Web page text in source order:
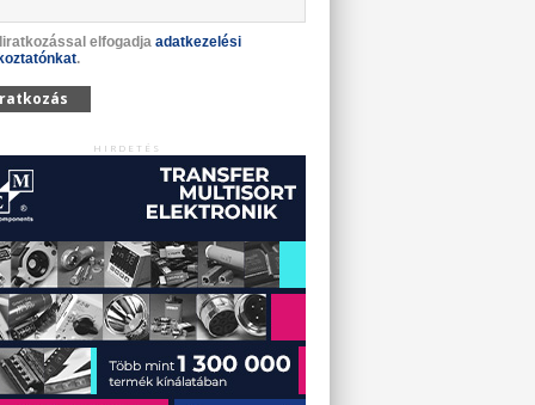
elfogadja adatkezelési
.
HIRDETÉS